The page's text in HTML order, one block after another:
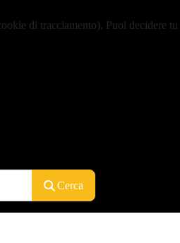
Cerca
di tracciamento). Puoi decidere tu